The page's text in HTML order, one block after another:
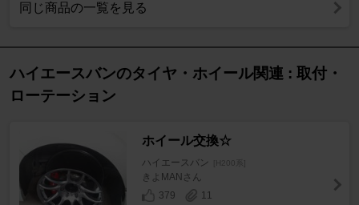
同じ商品の一覧を見る
ハイエースバンのタイヤ・ホイール関連 : 取付・
ローテーション
ホイール交換☆
ハイエースバン [H200系]
きよMANさん
379
11